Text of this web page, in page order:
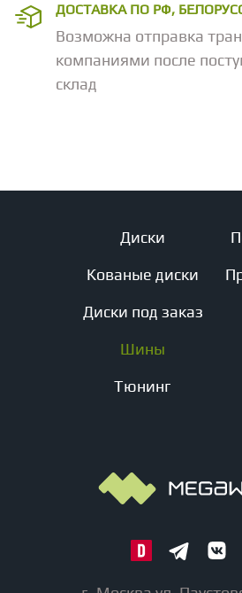
ДОСТАВКА ПО РФ,
Возможна отправка
компаниями после
склад
Диски
Кованые диски
Диски под заказ
Шины
Тюнинг